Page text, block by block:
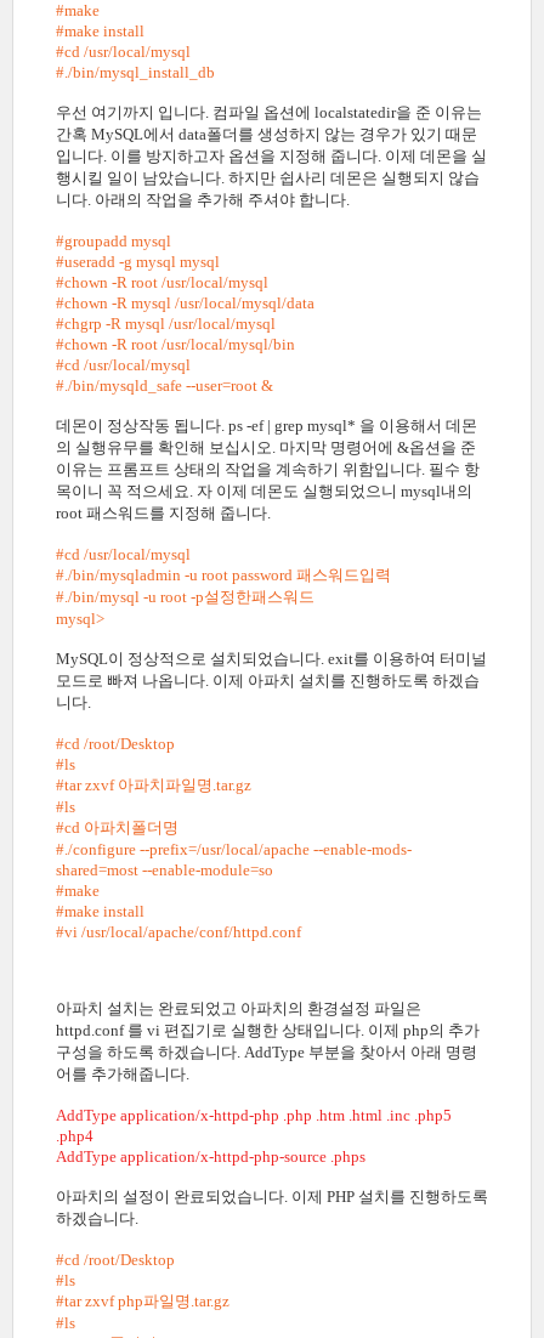
#make
#make install
#cd /usr/local/mysql
#./bin/mysql_install_db
우선 여기까지 입니다. 컴파일 옵션에 localstatedir을 준 이유는
간혹 MySQL에서 data폴더를 생성하지 않는 경우가 있기 때문
입니다. 이를 방지하고자 옵션을 지정해 줍니다. 이제 데몬을 실
행시킬 일이 남았습니다. 하지만 쉽사리 데몬은 실행되지 않습
니다. 아래의 작업을 추가해 주셔야 합니다.
#groupadd mysql
#useradd -g mysql mysql
#chown -R root /usr/local/mysql
#chown -R mysql /usr/local/mysql/data
#chgrp -R mysql /usr/local/mysql
#chown -R root /usr/local/mysql/bin
#cd /usr/local/mysql
#./bin/mysqld_safe --user=root &
데몬이 정상작동 됩니다. ps -ef | grep mysql* 을 이용해서 데몬
의 실행유무를 확인해 보십시오. 마지막 명령어에 &옵션을 준
이유는 프롬프트 상태의 작업을 계속하기 위함입니다. 필수 항
목이니 꼭 적으세요. 자 이제 데몬도 실행되었으니 mysql내의
root 패스워드를 지정해 줍니다.
#cd /usr/local/mysql
#./bin/mysqladmin -u root password 패스워드입력
#./bin/mysql -u root -p설정한패스워드
mysql>
MySQL이 정상적으로 설치되었습니다. exit를 이용하여 터미널
모드로 빠져 나옵니다. 이제 아파치 설치를 진행하도록 하겠습
니다.
#cd /root/Desktop
#ls
#tar zxvf 아파치파일명.tar.gz
#ls
#cd 아파치폴더명
#./configure --prefix=/usr/local/apache --enable-mods-
shared=most --enable-module=so
#make
#make install
#vi /usr/local/apache/conf/httpd.conf
아파치 설치는 완료되었고 아파치의 환경설정 파일은
httpd.conf 를 vi 편집기로 실행한 상태입니다. 이제 php의 추가
구성을 하도록 하겠습니다. AddType 부분을 찾아서 아래 명령
어를 추가해줍니다.
AddType application/x-httpd-php .php .htm .html .inc .php5
.php4
AddType application/x-httpd-php-source .phps
아파치의 설정이 완료되었습니다. 이제 PHP 설치를 진행하도록
하겠습니다.
#cd /root/Desktop
#ls
#tar zxvf php파일명.tar.gz
#ls